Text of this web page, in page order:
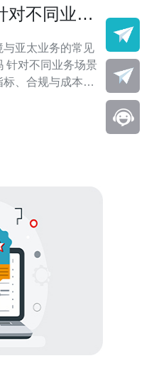
对不同业务
亚太业务的常见
针对不同业务场景
、合规与成本控
得租用并如何配